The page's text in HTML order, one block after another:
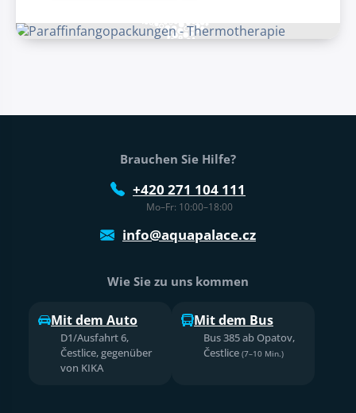
Fußtext der Website
Brauchen Sie Hilfe?
+420 271 104 111
Mo–Fr: 10:00–18:00
info@aquapalace.cz
Wie Sie zu uns kommen
Mit dem Auto
D1/Ausfahrt 6,
Čestlice, gegenüber
von KIKA
Mit dem Bus
Bus 385 ab Opatov,
Čestlice (7–10 Min.)